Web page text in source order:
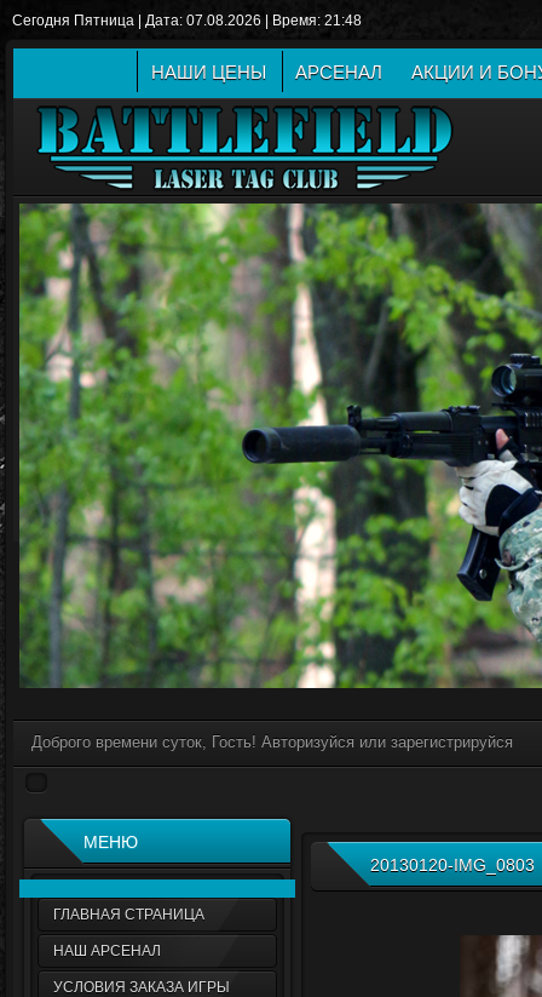
Сегодня Пятница | Дата: 07.08.2026 | Время: 21:48
НАШИ ЦЕНЫ АРСЕНАЛ АКЦИИ И
Доброго времени суток, Гость! Авторизуйся или зарегистрируйся
МЕНЮ
ГЛАВНАЯ СТРАНИЦА
НАШ АРСЕНАЛ
УСЛОВИЯ ЗАКАЗА ИГРЫ
20130120-IMG_0803